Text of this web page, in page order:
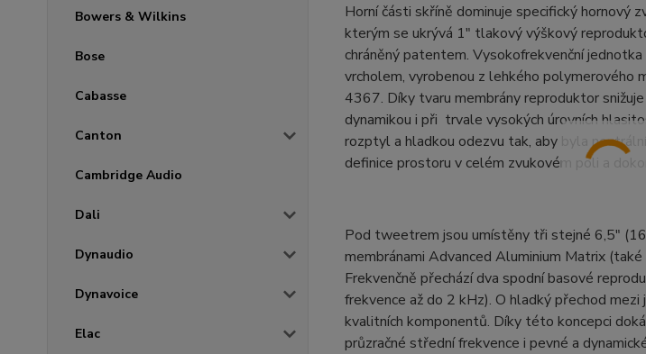
Bowers & Wilkins
Bose
Cabasse
Canton
Cambridge Audio
Dali
Dynaudio
Dynavoice
Elac
Horní části skříně dominuje specifický
kterým se ukrývá 1" tlakový výškový
chráněný patentem. Vysokofrekvenční
vrcholem, vyrobenou z lehkého polymerového
4367. Díky tvaru membrány reproduktor
dynamikou i při trvale vysokých úrovních
rozptyl a hladkou odezvu tak, aby byla
definice prostoru v celém zvukovém poli a
Pod tweetrem jsou umístěny tři stejné 6,5"
membránami Advanced Aluminium Matrix
Frekvenčně přechází dva spodní basové
frekvence až do 2 kHz). O hladký přechod
kvalitních komponentů. Díky této koncepci
průzračné střední frekvence i pevné a